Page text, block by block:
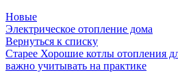
Новые
Электрическое отопление дома
Вернуться к списку
Старее Хорошие котлы отопления
важно учитывать на практике